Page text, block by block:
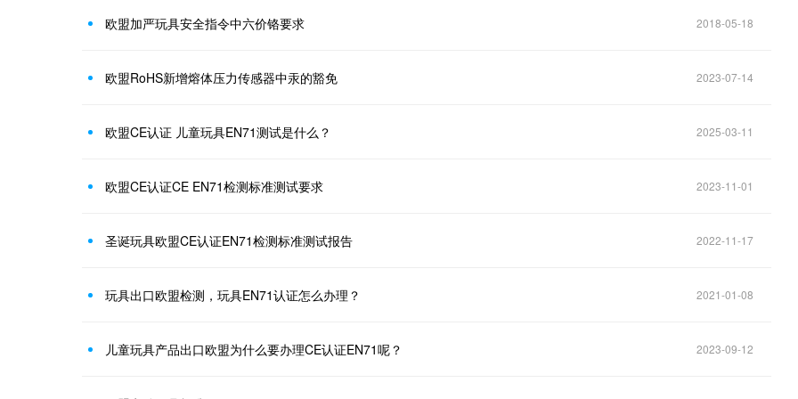
欧盟加严玩具安全指令中六价铬要求 2018-05-18
欧盟RoHS新增熔体压力传感器中汞的豁免 2023-07-14
欧盟CE认证 儿童玩具EN71测试是什么？ 2025-03-11
欧盟CE认证CE EN71检测标准测试要求 2023-11-01
圣诞玩具欧盟CE认证EN71检测标准测试报告 2022-11-17
玩具出口欧盟检测，玩具EN71认证怎么办理？ 2021-01-08
儿童玩具产品出口欧盟为什么要办理CE认证EN71呢？ 2023-09-12